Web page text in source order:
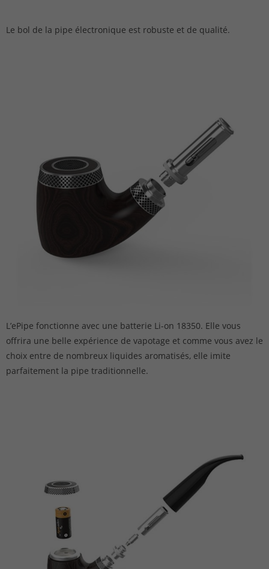
Le bol de la pipe électronique est robuste et de qualité.
L’ePipe fonctionne avec une batterie Li-on 18350. Elle vous
offrira une belle expérience de vapotage et comme vous avez le
choix entre de nombreux liquides aromatisés, elle imite
parfaitement la pipe traditionnelle.